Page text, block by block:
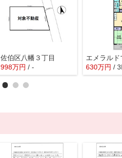
佐伯区八幡３丁目
998万円 / - 630万円 /